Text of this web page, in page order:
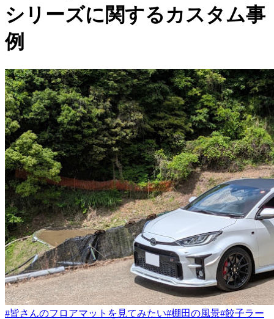
シリーズに関するカスタム事
例
#皆さんのフロアマットを見てみたい#棚田の風景#餃子ラー